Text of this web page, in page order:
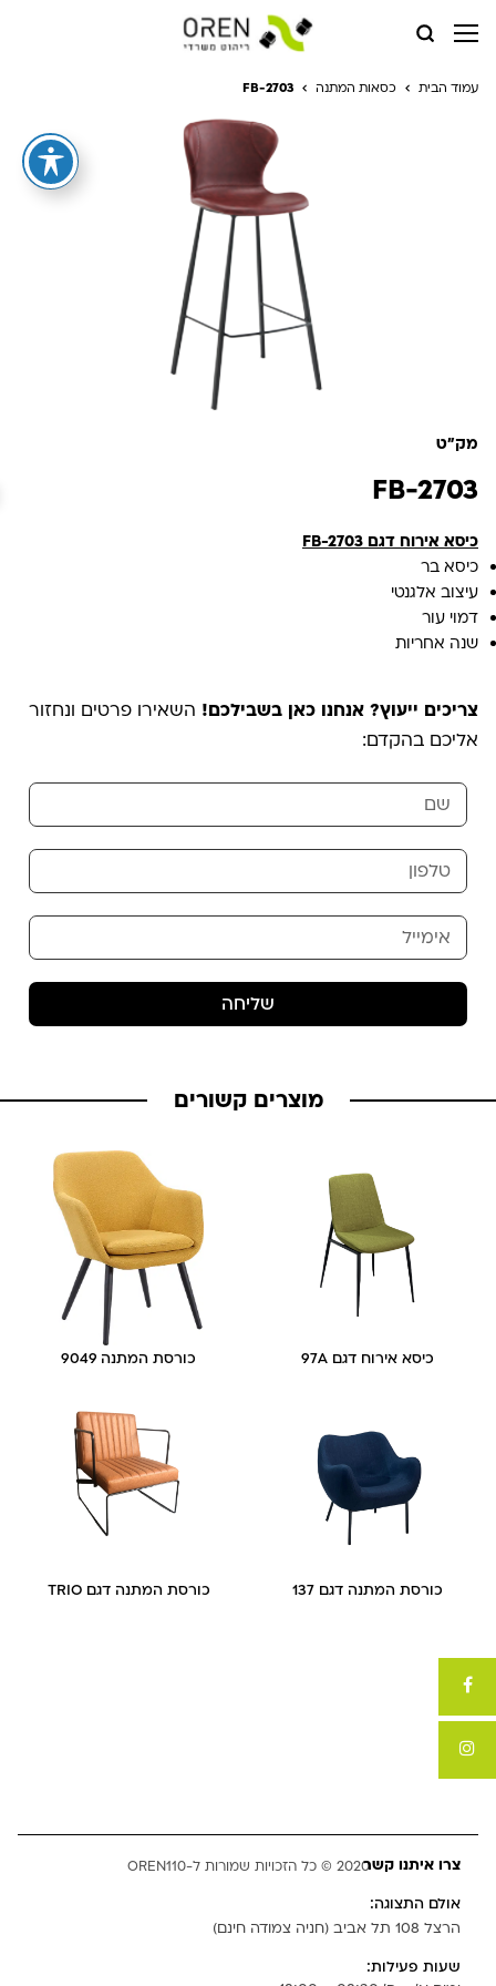
עמוד הבית כסאות המתנה FB-2703
מק"ט
FB-2703
כיסא אירוח דגם FB-2703
כיסא בר
עיצוב אלגנטי
דמוי עור
שנה אחריות
צריכים ייעוץ? אנחנו כאן בשבילכם! השאירו פרטים ונחזור
אליכם בהקדם:
שליחה
מוצרים קשורים
כיסא אירוח דגם 97A כורסת המתנה 9049
כורסת המתנה דגם 137 כורסת המתנה דגם TRIO
צרו איתנו קשר
אולם התצוגה:
הרצל 108 תל אביב (חניה צמודה חינם)
שעות פעילות:
2020 © כל הזכויות שמורות ל-OREN110